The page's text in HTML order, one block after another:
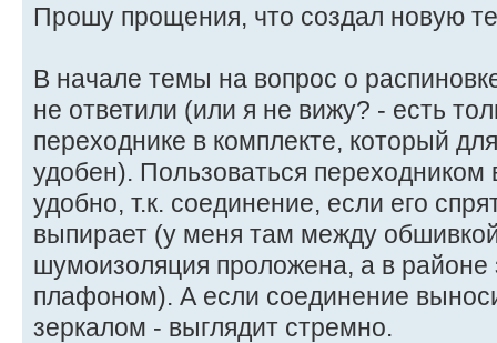
Прошу прощения, что создал новую
В начале темы на вопрос о
не ответили (или я не вижу? - есть
переходнике в комплекте, который
удобен). Пользоваться переходником
удобно, т.к. соединение, если его
выпирает (у меня там между
шумоизоляция проложена, а в районе
плафоном). А если соединение
зеркалом - выглядит стремно.